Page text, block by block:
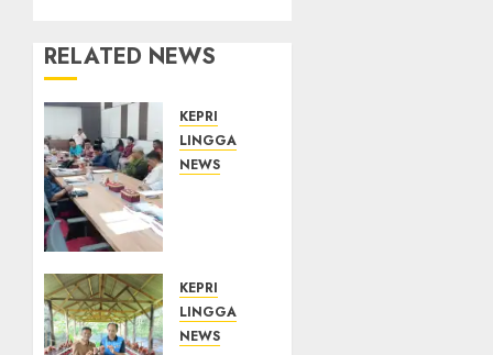
RELATED NEWS
KEPRI
LINGGA
NEWS
Kades
Limbung
Tegas:
KEPRI
LINGGA
NEWS